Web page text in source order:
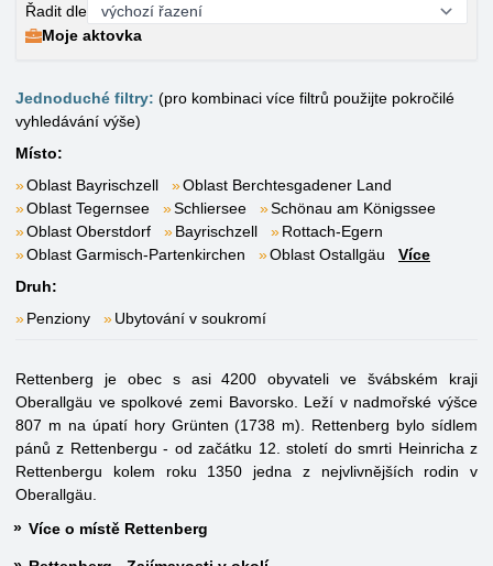
Řadit dle
Moje aktovka
Jednoduché filtry: (pro kombinaci více filtrů použijte pokročilé
vyhledávání výše)
Místo:
Oblast Bayrischzell
Oblast Berchtesgadener Land
Oblast Tegernsee
Schliersee
Schönau am Königssee
Oblast Oberstdorf
Bayrischzell
Rottach-Egern
Oblast Garmisch-Partenkirchen
Oblast Ostallgäu
Více
Druh:
Penziony
Ubytování v soukromí
Rettenberg je obec s asi 4200 obyvateli ve švábském kraji
Oberallgäu ve spolkové zemi Bavorsko. Leží v nadmořské výšce
807 m na úpatí hory Grünten (1738 m). Rettenberg bylo sídlem
pánů z Rettenbergu - od začátku 12. století do smrti Heinricha z
Rettenbergu kolem roku 1350 jedna z nejvlivnějších rodin v
Oberallgäu.
Více o místě Rettenberg